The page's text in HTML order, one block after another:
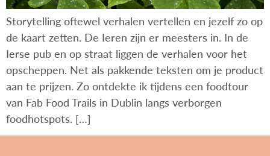
Storytelling oftewel verhalen vertellen en jezelf zo op
de kaart zetten. De Ieren zijn er meesters in. In de
Ierse pub en op straat liggen de verhalen voor het
opscheppen. Net als pakkende teksten om je product
aan te prijzen. Zo ontdekte ik tijdens een foodtour
van Fab Food Trails in Dublin langs verborgen
foodhotspots. […]